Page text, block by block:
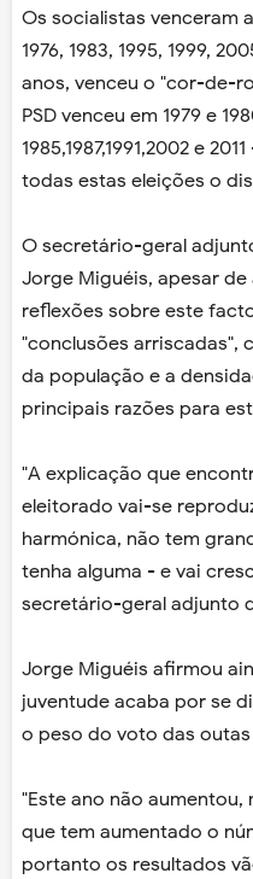
Os socialistas venceram
1976, 1983, 1995, 1999,
anos, venceu o "cor-de-
PSD venceu em 1979 e
1985,1987,1991,2002 e
todas estas eleições o
O secretário-geral
Jorge Miguéis, apesar
reflexões sobre este
"conclusões arriscadas",
da população e a
principais razões para
"A explicação que
eleitorado vai-se
harmónica, não tem
tenha alguma - e vai
secretário-geral adjunto
Jorge Miguéis afirmou
juventude acaba por se
o peso do voto das outas
"Este ano não
que tem aumentado o
portanto os resultados